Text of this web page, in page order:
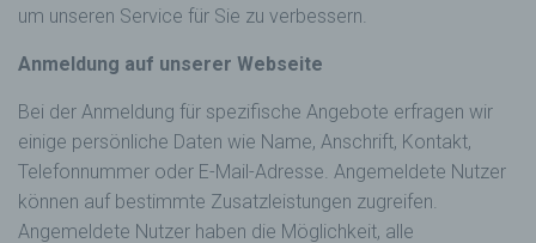
um unseren Service für Sie zu verbessern.
Anmeldung auf unserer Webseite
Bei der Anmeldung für spezifische Angebote erfragen wir
einige persönliche Daten wie Name, Anschrift, Kontakt,
Telefonnummer oder E-Mail-Adresse. Angemeldete Nutzer
können auf bestimmte Zusatzleistungen zugreifen.
Angemeldete Nutzer haben die Möglichkeit, alle